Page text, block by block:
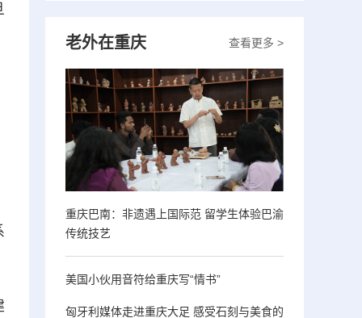
查看更多 >
老外在重庆
重庆巴南：非遗遇上国际范 留学生体验巴渝
传统技艺
美国小伙用音符给重庆写“情书”
匈牙利媒体走进重庆大足 感受石刻与美食的